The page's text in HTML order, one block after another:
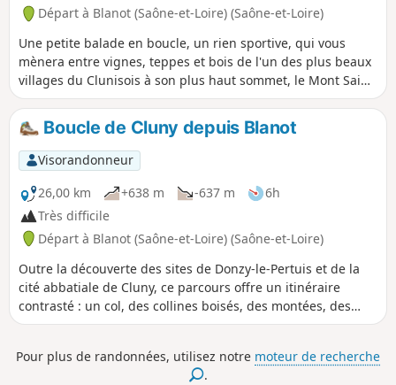
Départ à Blanot (Saône-et-Loire) (Saône-et-Loire)
Une petite balade en boucle, un rien sportive, qui vous
mènera entre vignes, teppes et bois de l'un des plus beaux
villages du Clunisois à son plus haut sommet, le Mont Saint-
Romain au-dessus duquel on peut apercevoir certains jours
les voiles de parapentistes.
Boucle de Cluny depuis Blanot
Visorandonneur
26,00 km
+638 m -637 m
6h
Très difficile
Départ à Blanot (Saône-et-Loire) (Saône-et-Loire)
Outre la découverte des sites de Donzy-le-Pertuis et de la
cité abbatiale de Cluny, ce parcours offre un itinéraire
contrasté : un col, des collines boisés, des montées, des
descentes et par là des points de vue très diversifiés où le
Croix Montmain ou à la Fontaine des Croix.
Pour plus de randonnées, utilisez notre moteur de recherche
.